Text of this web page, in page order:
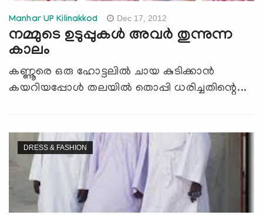
Manhar UP Kilinakkod Dec 17, 2012
നമ്മുടെ ഉടുപ്പുകള്‍ അവര്‍ തുന്നുന്ന
കാലം
കണ്ണൂരെ ഒരു ഹോട്ടലില്‍ ചായ കുടിക്കാന്‍
കയറിയപ്പോള്‍ തലയില്‍ തൊപ്പി ധരിച്ചതിന്റെ...
DRESS & FASHION